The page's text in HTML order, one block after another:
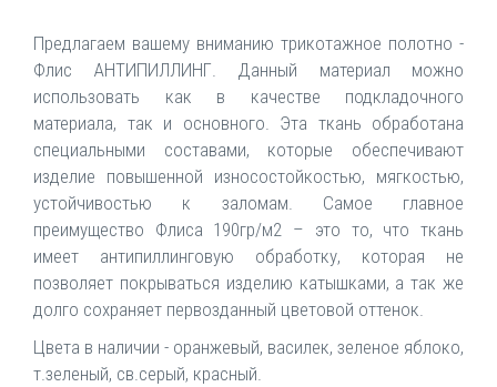
Предлагаем вашему вниманию трикотажное полотно -
Флис АНТИПИЛЛИНГ. Данный материал можно
использовать как в качестве подкладочного
материала, так и основного. Эта ткань обработана
специальными составами, которые обеспечивают
изделие повышенной износостойкостью, мягкостью,
устойчивостью к заломам. Самое главное
преимущество Флиса 190гр/м2 – это то, что ткань
имеет антипиллинговую обработку, которая не
позволяет покрываться изделию катышками, а так же
долго сохраняет первозданный цветовой оттенок.
Цвета в наличии - оранжевый, василек, зеленое яблоко,
т.зеленый, св.серый, красный.